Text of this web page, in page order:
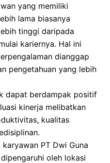
yang memiliki
lama biasanya
tinggi daripada
kariernya. Hal ini
dianggap
pengetahuan yang lebih
dapat berdampak positif
kinerja melibatkan
kualitas
PT Dwi Guna
oleh lokasi